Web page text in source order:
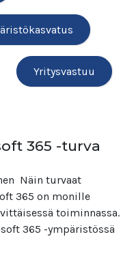
Yritysvastuu
365 -turva
Näin turvaat
365 on monille
toiminnassa.
365 -ympäristössä